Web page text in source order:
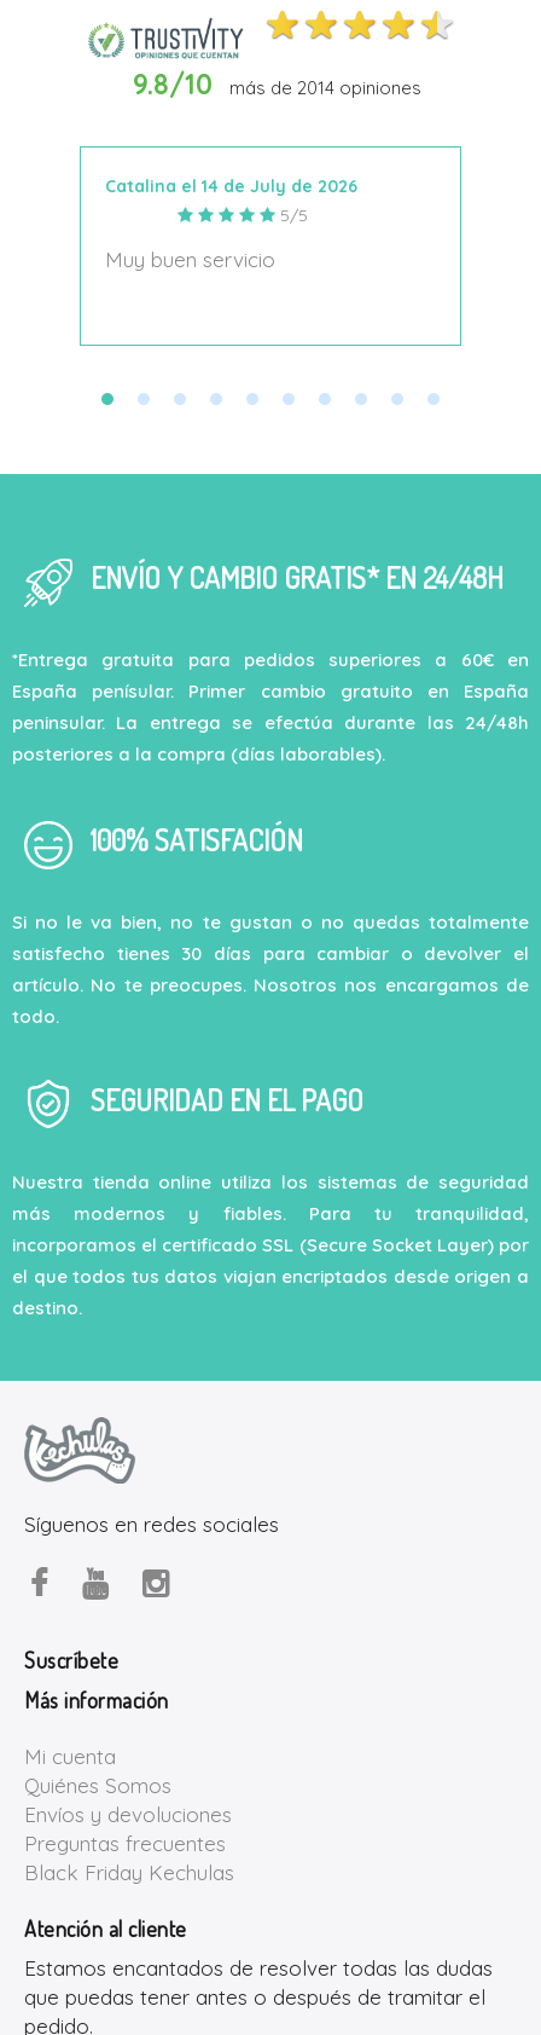
9.8/10 más de 2014opiniones
Catalina el 14 de July de 2026
5/5
Muy buen servicio
ENVÍO Y CAMBIO GRATIS* EN 24/48H
*Entrega gratuita para pedidos superiores a 60€ en
España penísular. Primer cambio gratuito en España
peninsular. La entrega se efectúa durante las 24/48h
posteriores a la compra (días laborables).
100% SATISFACIÓN
Si no le va bien, no te gustan o no quedas totalmente
satisfecho tienes 30 días para cambiar o devolver el
artículo. No te preocupes. Nosotros nos encargamos de
todo.
SEGURIDAD EN EL PAGO
Nuestra tienda online utiliza los sistemas de seguridad
más modernos y fiables. Para tu tranquilidad,
incorporamos el certificado SSL (Secure Socket Layer) por
el que todos tus datos viajan encriptados desde origen a
destino.
Síguenos en redes sociales
Suscríbete
Más información
Mi cuenta
Quiénes Somos
Envíos y devoluciones
Preguntas frecuentes
Black Friday Kechulas
Atención al cliente
Estamos encantados de resolver todas las dudas
que puedas tener antes o después de tramitar el
pedido.